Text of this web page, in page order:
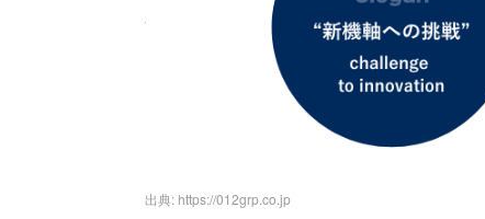
出典: https://012grp.co.jp